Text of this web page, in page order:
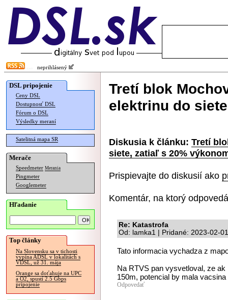
neprihlásený
DSL pripojenie
Ceny DSL
Dostupnosť DSL
Fórum o DSL
Výsledky meraní
Satelitná mapa SR
Merače
Speedmeter Merania
Pingmeter
Googlemeter
Hľadanie
Top články
Na Slovensku sa v tichosti
vypína ADSL v lokalitách s
VDSL, už 31. mája
Orange sa doťahuje na UPC
a O2, spustí 2.5 Gbps
pripojenie
Tretí blok
elektrinu do
Diskusia k článku: Tretí
siete, zatiaľ s 20%
Prispievajte do diskusií ako
Komentár, na ktorý
Re: Katastrofa
Od: lamka1 | Pridané: 2023-02-
Tato informacia vychadza z
Na RTVS pan vysvetloval, ze
150m, potencial by mala
Odpovedať